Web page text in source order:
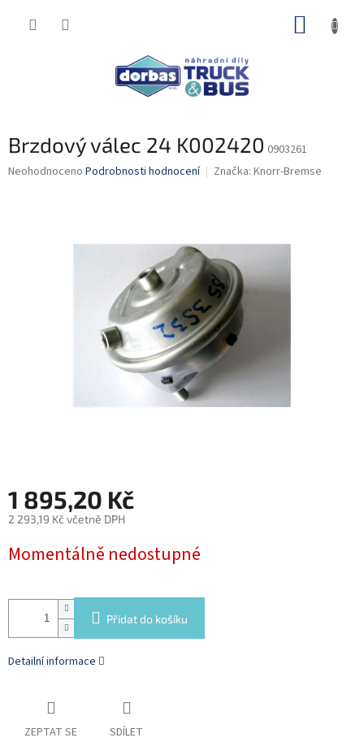
Brzdový válec 24 K002420 0903261
Průměrné
Neohodnoceno Podrobnosti hodnocení Značka: Knorr-Bremse
1 895,20 Kč
2 293,19 Kč včetně DPH
cena:
Momentálně nedostupné
Přidat do košíku
Detailní informace
ZEPTAT SE SDÍLET